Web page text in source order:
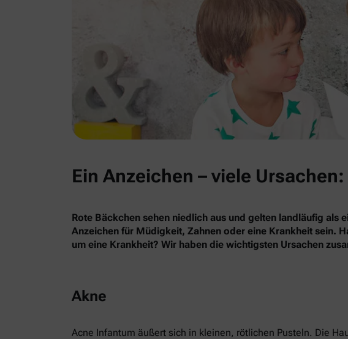
Ein Anzeichen – viele
Rote Bäckchen sehen niedlich aus und gelten landläufig
Anzeichen für Müdigkeit, Zahnen oder eine Krankheit sein.
um eine Krankheit? Wir haben die wichtigsten Ursachen
Akne
Acne Infantum äußert sich in kleinen, rötlichen Pusteln. Die